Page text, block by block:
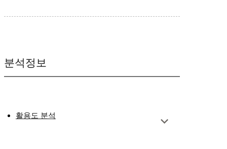
분석정보
활용도 분석